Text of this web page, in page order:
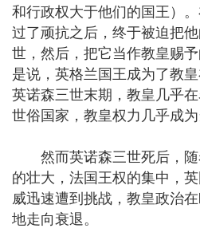
和行政权大于他们的国王）
过了顽抗之后，终于被迫把
世，然后，把它当作教皇赐
是说，英格兰国王成为了教
英诺森三世末期，教皇几乎
世俗国家，教皇权力几乎成为
然而英诺森三世死后，随
的壮大，法国王权的集中，
威迅速遭到挑战，教皇政治
地走向衰退。